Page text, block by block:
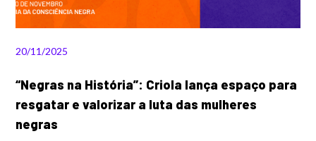
20/11/2025
“Negras na História”: Criola lança espaço para
resgatar e valorizar a luta das mulheres
negras